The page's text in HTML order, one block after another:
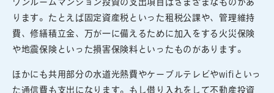
ります。たとえば固定資産税といった租税公課や、管理維持
費、修繕積立金、万が一に備えるために加入をする火災保険
や地震保険といった損害保険料といったものがあります。
ほかにも共用部分の水道光熱費やケーブルテレビやwifiといっ
た通信費も支出になります。もし借り入れをして不動産投資